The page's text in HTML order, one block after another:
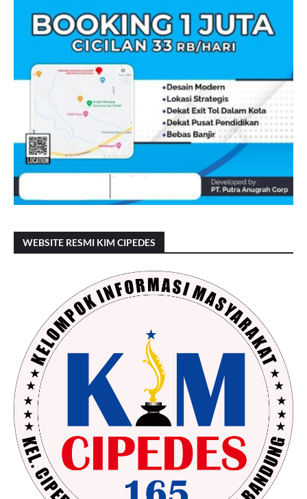
WEBSITE RESMI KIM CIPEDES